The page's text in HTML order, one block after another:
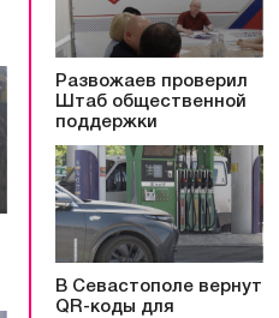
Развожаев проверил
Штаб общественной
поддержки
В Севастополе вернут
QR-коды для